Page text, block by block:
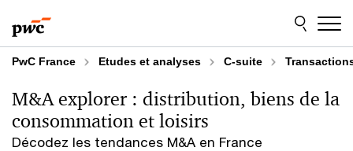
au
contenu
au
pied
dePwC France Etudes et analyses C-suite
Décodez les tendances M&A en France
M&A explorer : distribution, biens de la
consommation et loisirs